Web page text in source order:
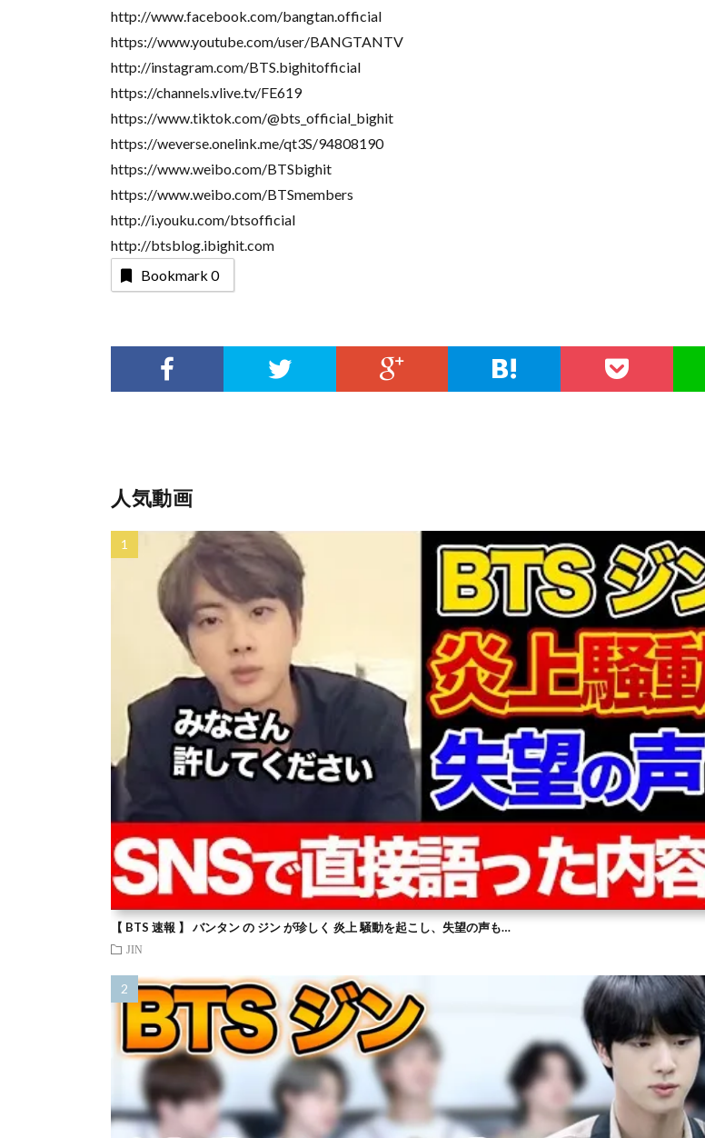
http://www.facebook.com/bangtan.official
https://www.youtube.com/user/BANGTANTV
http://instagram.com/BTS.bighitofficial
https://channels.vlive.tv/FE619
https://www.tiktok.com/@bts_official_bighit
https://weverse.onelink.me/qt3S/94808190
https://www.weibo.com/BTSbighit
https://www.weibo.com/BTSmembers
http://i.youku.com/btsofficial
http://btsblog.ibighit.com
Bookmark 0
人気動画
【 BTS 速報 】 バンタン の ジン が珍しく 炎上 騒動を起こし、失望の声も…
JIN